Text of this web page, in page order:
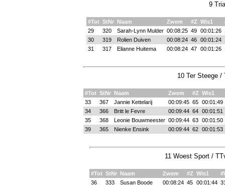
9
#Tot StNr Naam Zwem #Z Wis1
29
320 Sarah-Lynn Mulder 00:08:25 49 00:01:26
30
319 Rolien Duiven 00:08:24 46 00:01:24
31
317 Elianne Huitema 00:08:24 47 00:01:26
10 Ter Steege /
#Tot StNr Naam Zwem #Z Wis1
33
367 Jannie Kettelarij 00:09:45 65 00:01:49
34
366 Britt le Fevre 00:09:44 64 00:01:51
35
368 Leonie Bouwmeester 00:09:44 63 00:01:50
39
365 Nienke Ensink 00:09:44 62 00:01:53
11 Woest Sport /
#Tot StNr Naam Zwem #Z Wis1
36
333 Susan Boode 00:08:24 45 00:01:44